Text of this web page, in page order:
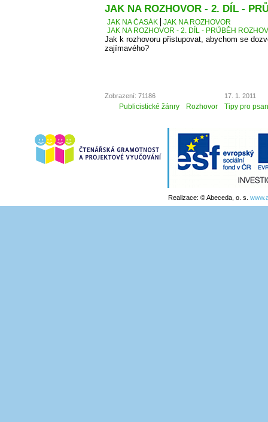
JAK NA ROZHOVOR - 2. DÍL -
JAK NA ČASÁK
JAK NA ROZHOVOR
JAK NA ROZHOVOR - 2. DÍL - PRŮBĚH
Jak k rozhovoru přistupovat, abychom se
zajímavého?
Zobrazení: 71186 17. 1. 2011
Publicistické žánry Rozhovor Tipy pro
Realizace: © Abeceda, o. s.